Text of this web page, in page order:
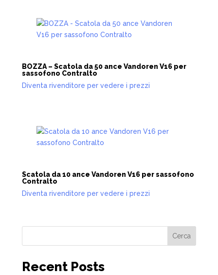
BOZZA – Scatola da 50 ance Vandoren V16 per
sassofono Contralto
Diventa rivenditore per vedere i prezzi
Scatola da 10 ance Vandoren V16 per sassofono
Contralto
Diventa rivenditore per vedere i prezzi
Cerca
Recent Posts